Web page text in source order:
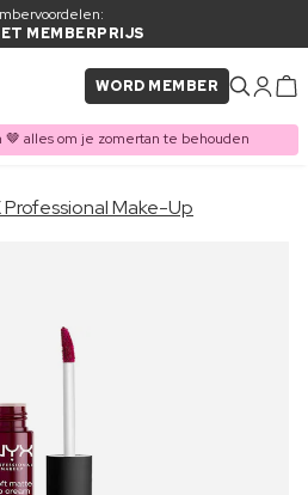
MEMBERPRIJS
WORD MEMBER
🤎 alles om je zomertan te behouden
AAN
gekocht met
Professional Make-Up